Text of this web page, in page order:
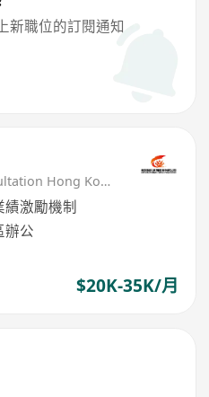
新職位的訂閱通知
Dryden Immigration Consultation Hong Kong Limited
激勵機制
辦公
$20K-35K/月